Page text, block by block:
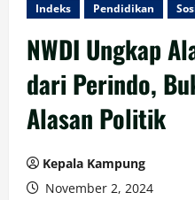
Indeks Pendidikan
NWDI Ungkap
dari Perindo,
Alasan Politik
Kepala Kampung
November 2, 2024